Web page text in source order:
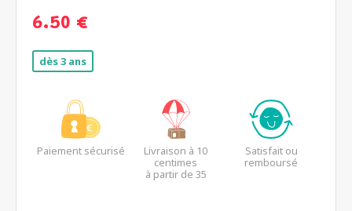
6.50 €
dès 3 ans
Paiement sécurisé
Livraison à 10
centimes
à partir de 35
Satisfait ou
remboursé